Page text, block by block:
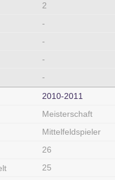
2
-
-
-
-
2010‑2011
Meisterschaft
Mittelfeldspieler
26
25